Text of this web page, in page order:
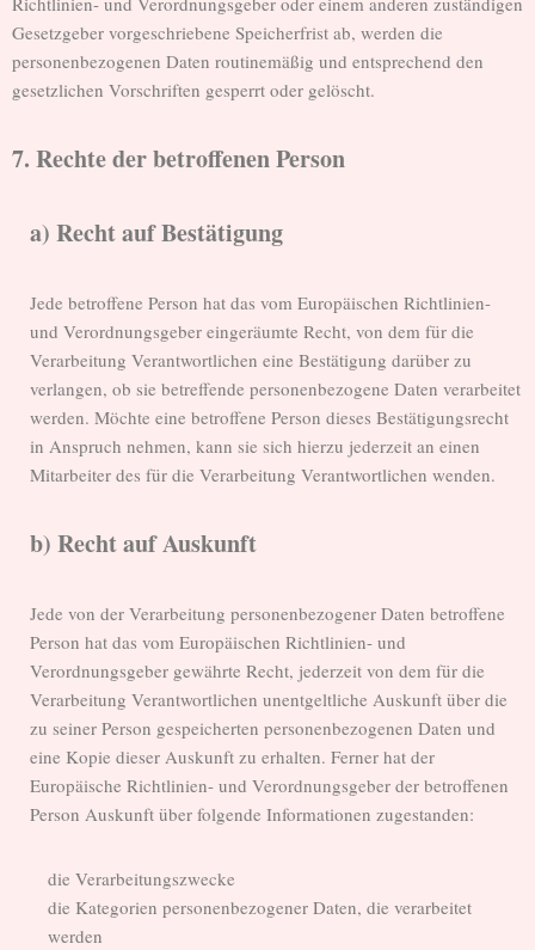
Gesetzgeber vorgeschriebene Speicherfrist ab, werden die
personenbezogenen Daten routinemäßig und entsprechend den
gesetzlichen Vorschriften gesperrt oder gelöscht.
7. Rechte der betroffenen Person
a) Recht auf Bestätigung
Jede betroffene Person hat das vom Europäischen Richtlinien-
und Verordnungsgeber eingeräumte Recht, von dem für die
Verarbeitung Verantwortlichen eine Bestätigung darüber zu
verlangen, ob sie betreffende personenbezogene Daten verarbeitet
werden. Möchte eine betroffene Person dieses Bestätigungsrecht
in Anspruch nehmen, kann sie sich hierzu jederzeit an einen
Mitarbeiter des für die Verarbeitung Verantwortlichen wenden.
b) Recht auf Auskunft
Jede von der Verarbeitung personenbezogener Daten betroffene
Person hat das vom Europäischen Richtlinien- und
Verordnungsgeber gewährte Recht, jederzeit von dem für die
Verarbeitung Verantwortlichen unentgeltliche Auskunft über die
zu seiner Person gespeicherten personenbezogenen Daten und
eine Kopie dieser Auskunft zu erhalten. Ferner hat der
Europäische Richtlinien- und Verordnungsgeber der betroffenen
Person Auskunft über folgende Informationen zugestanden:
die Verarbeitungszwecke
die Kategorien personenbezogener Daten, die verarbeitet
werden